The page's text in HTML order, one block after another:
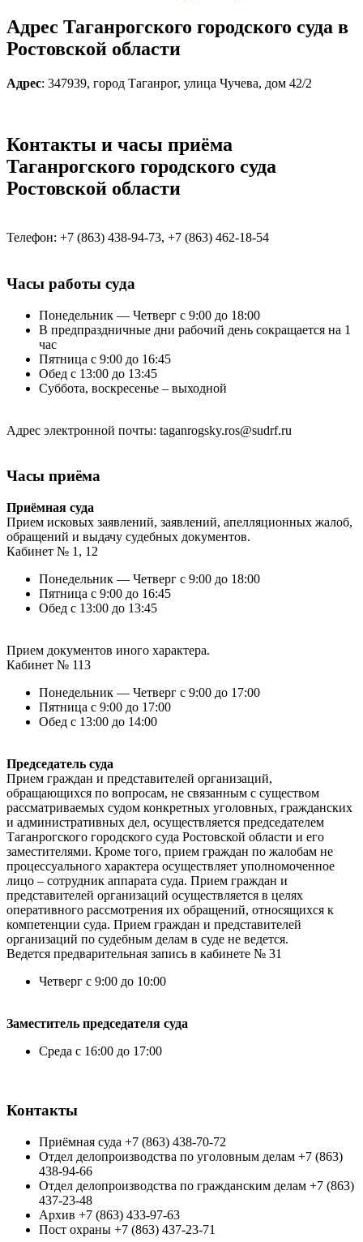
Адрес Таганрогского городского суда в
Ростовской области
Адрес: 347939, город Таганрог, улица Чучева, дом 42/2
Контакты и часы приёма
Таганрогского городского суда
Ростовской области
Телефон: +7 (863) 438-94-73, +7 (863) 462-18-54
Часы работы суда
Понедельник — Четверг с 9:00 до 18:00
В предпраздничные дни рабочий день сокращается на 1
час
Пятница с 9:00 до 16:45
Обед с 13:00 до 13:45
Суббота, воскресенье – выходной
Адрес электронной почты: taganrogsky.ros@sudrf.ru
Часы приёма
Приёмная суда
Прием исковых заявлений, заявлений, апелляционных жалоб,
обращений и выдачу судебных документов.
Кабинет № 1, 12
Понедельник — Четверг с 9:00 до 18:00
Пятница с 9:00 до 16:45
Обед с 13:00 до 13:45
Прием документов иного характера.
Кабинет № 113
Понедельник — Четверг с 9:00 до 17:00
Пятница с 9:00 до 17:00
Обед с 13:00 до 14:00
Председатель суда
Прием граждан и представителей организаций,
обращающихся по вопросам, не связанным с существом
рассматриваемых судом конкретных уголовных, гражданских
и административных дел, осуществляется председателем
Таганрогского городского суда Ростовской области и его
заместителями. Кроме того, прием граждан по жалобам не
процессуального характера осуществляет уполномоченное
лицо – сотрудник аппарата суда. Прием граждан и
представителей организаций осуществляется в целях
оперативного рассмотрения их обращений, относящихся к
компетенции суда. Прием граждан и представителей
организаций по судебным делам в суде не ведется.
Ведется предварительная запись в кабинете № 31
Четверг с 9:00 до 10:00
Заместитель председателя суда
Среда с 16:00 до 17:00
Контакты
Приёмная суда +7 (863) 438-70-72
Отдел делопроизводства по уголовным делам +7 (863)
438-94-66
Отдел делопроизводства по гражданским делам +7 (863)
437-23-48
Архив +7 (863) 433-97-63
Пост охраны +7 (863) 437-23-71